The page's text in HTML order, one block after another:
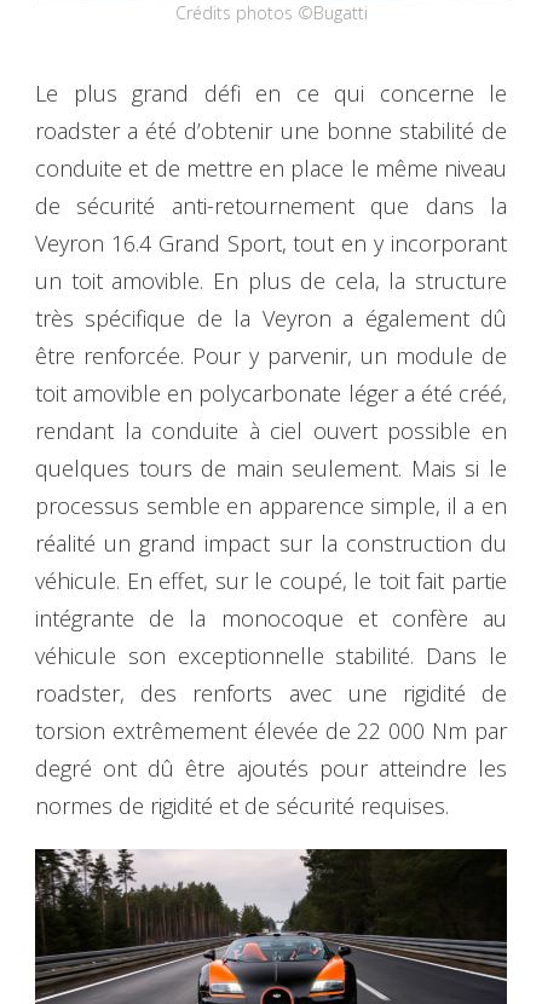
Crédits photos ©Bugatti
Le plus grand défi en ce qui concerne le
roadster a été d’obtenir une bonne stabilité de
conduite et de mettre en place le même niveau
de sécurité anti-retournement que dans la
Veyron 16.4 Grand Sport, tout en y incorporant
un toit amovible. En plus de cela, la structure
très spécifique de la Veyron a également dû
être renforcée. Pour y parvenir, un module de
toit amovible en polycarbonate léger a été créé,
rendant la conduite à ciel ouvert possible en
quelques tours de main seulement. Mais si le
processus semble en apparence simple, il a en
réalité un grand impact sur la construction du
véhicule. En effet, sur le coupé, le toit fait partie
intégrante de la monocoque et confère au
véhicule son exceptionnelle stabilité. Dans le
roadster, des renforts avec une rigidité de
torsion extrêmement élevée de 22 000 Nm par
degré ont dû être ajoutés pour atteindre les
normes de rigidité et de sécurité requises.